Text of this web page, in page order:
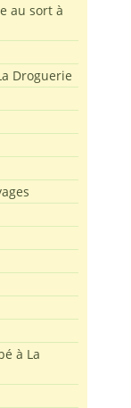
au sort à
Droguerie
à La